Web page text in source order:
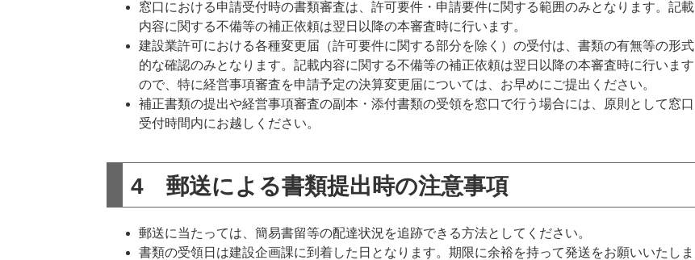
窓口における申請受付時の書類審査は、許可要件・申請要件に関する範囲のみとなります。記載
内容に関する不備等の補正依頼は翌日以降の本審査時に行います。
建設業許可における各種変更届（許可要件に関する部分を除く）の受付は、書類の有無等の形式
的な確認のみとなります。記載内容に関する不備等の補正依頼は翌日以降の本審査時に行います
ので、特に経営事項審査を申請予定の決算変更届については、お早めにご提出ください。
補正書類の提出や経営事項審査の副本・添付書類の受領を窓口で行う場合には、原則として窓口
受付時間内にお越しください。
4 郵送による書類提出時の注意事項
郵送に当たっては、簡易書留等の配達状況を追跡できる方法としてください。
書類の受領日は建設企画課に到着した日となります。期限に余裕を持って発送をお願いいたしま